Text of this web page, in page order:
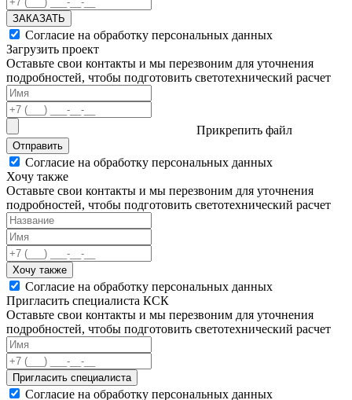
ЗАКАЗАТЬ
Согласие на обработку персональных данных
Загрузить проект
Оставьте свои контакты и мы перезвоним для уточнения
подробностей, чтобы подготовить светотехнический расчет
Прикрепить файл
Отправить
Согласие на обработку персональных данных
Хочу также
Оставьте свои контакты и мы перезвоним для уточнения
подробностей, чтобы подготовить светотехнический расчет
Хочу также
Согласие на обработку персональных данных
Пригласить специалиста КСК
Оставьте свои контакты и мы перезвоним для уточнения
подробностей, чтобы подготовить светотехнический расчет
Пригласить специалиста
Согласие на обработку персональных данных